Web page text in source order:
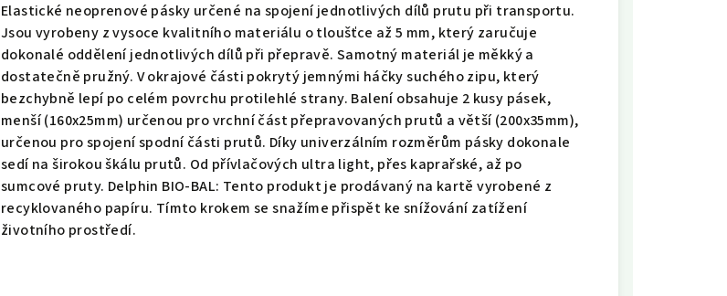
Elastické neoprenové pásky určené na spojení jednotlivých dílů prutu při transportu.
Jsou vyrobeny z vysoce kvalitního materiálu o tloušťce až 5 mm, který zaručuje
dokonalé oddělení jednotlivých dílů při přepravě. Samotný materiál je měkký a
dostatečně pružný. V okrajové části pokrytý jemnými háčky suchého zipu, který
bezchybně lepí po celém povrchu protilehlé strany. Balení obsahuje 2 kusy pásek,
menší (160x25mm) určenou pro vrchní část přepravovaných prutů a větší (200x35mm),
určenou pro spojení spodní části prutů. Díky univerzálním rozměrům pásky dokonale
sedí na širokou škálu prutů. Od přívlačových ultra light, přes kaprařské, až po
sumcové pruty. Delphin BIO-BAL: Tento produkt je prodávaný na kartě vyrobené z
recyklovaného papíru. Tímto krokem se snažíme přispět ke snížování zatížení
životního prostředí.